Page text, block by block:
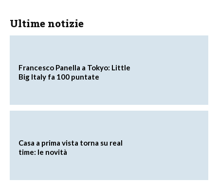
Ultime notizie
Francesco Panella a Tokyo: Little
Big Italy fa 100 puntate
Casa a prima vista torna su real
time: le novità